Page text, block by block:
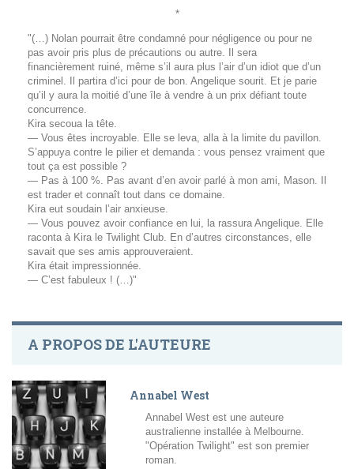
*
"(…) Nolan pourrait être condamné pour négligence ou pour ne
pas avoir pris plus de précautions ou autre. Il sera
financièrement ruiné, même s’il aura plus l’air d’un idiot que d’un
criminel. Il partira d’ici pour de bon. Angelique sourit. Et je parie
qu’il y aura la moitié d’une île à vendre à un prix défiant toute
concurrence.
Kira secoua la tête.
— Vous êtes incroyable. Elle se leva, alla à la limite du pavillon.
S’appuya contre le pilier et demanda : vous pensez vraiment que
tout ça est possible ?
— Pas à 100 %. Pas avant d’en avoir parlé à mon ami, Mason. Il
est trader et connaît tout dans ce domaine.
Kira eut soudain l’air anxieuse.
— Vous pouvez avoir confiance en lui, la rassura Angelique. Elle
raconta à Kira le Twilight Club. En d’autres circonstances, elle
savait que ses amis approuveraient.
Kira était impressionnée.
— C’est fabuleux ! (…)"
A PROPOS DE L'AUTEURE
Annabel West
Annabel West est une auteure
australienne installée à Melbourne.
"Opération Twilight" est son premier
roman.